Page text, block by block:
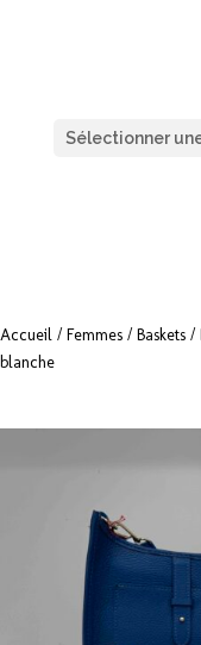
Sélectionner
Accueil /Femmes /Baskets /
blanche